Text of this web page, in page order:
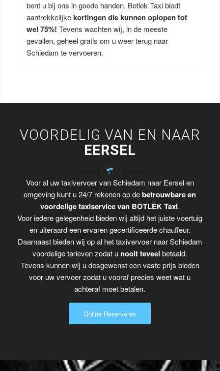
bent u bij ons in goede handen. Botlek Taxi biedt
aantrekkelijkekortingen die kunnen oplopen tot
wel 75%! Tevens wachten wij, in de meeste
gevallen, geheel gratis om u weer terug naar
Schiedam te vervoeren.
VOORDELIG VAN EN NAAR
EERSEL
Voor al uw taxivervoer van Schiedam naar Eersel en
omgeving kunt u 24/7 rekenen op debetrouwbare en
voordelige taxiservice van BOTLEK Taxi.
Voor iedere gelegenheid bieden wij altijd het juiste voertuig
en uiteraard een ervaren gecertificeerde chauffeur.
Daarnaast bieden wij op al het taxivervoer naar Schiedam
voordelige tarieven zodat u nooit teveel betaald.
Tevens kunnen wij u desgewenst een vaste prijs bieden
voor uw vervoer zodat u vooraf precies weet wat u
achteraf moet betalen.
Online Reserveren